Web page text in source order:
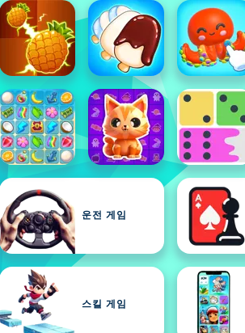
운전 게임
스킬 게임